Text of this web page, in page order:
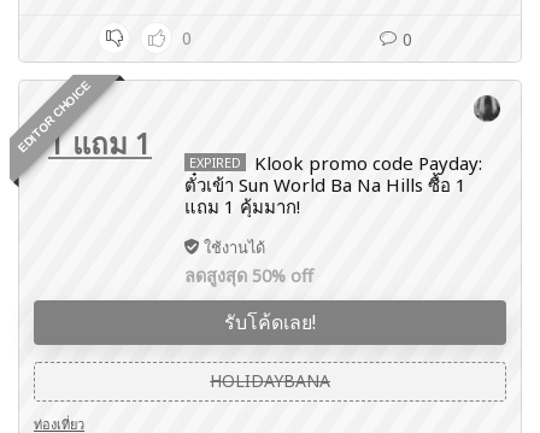
0 0
EDITOR CHOICE
1 แถม 1 EXPIRED
Klook promo code Payday:
ตั๋วเข้า Sun World Ba Na Hills ซื้อ 1
แถม 1 คุ้มมาก!
ใช้งานได้
ลดสูงสุด 50% off
รับโค้ดเลย!
HOLIDAYBANA
ท่องเที่ยว